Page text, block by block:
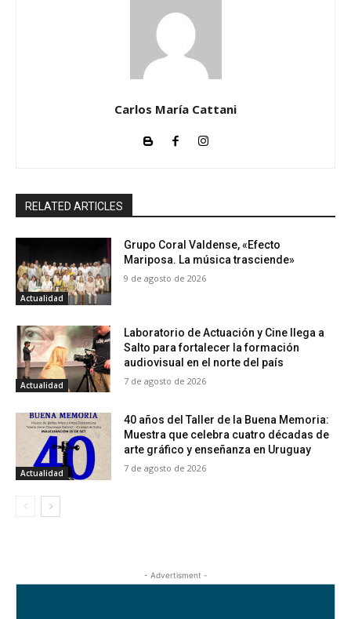
Carlos María Cattani
RELATED ARTICLES
Actualidad
Grupo Coral Valdense, «Efecto
Mariposa. La música trasciende»
9 de agosto de 2026
Actualidad
Laboratorio de Actuación y Cine llega a
Salto para fortalecer la formación
audiovisual en el norte del país
7 de agosto de 2026
Actualidad
40 años del Taller de la Buena Memoria:
Muestra que celebra cuatro décadas de
arte gráfico y enseñanza en Uruguay
7 de agosto de 2026
- Advertisment -